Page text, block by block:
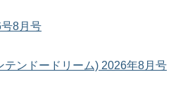
8月号
テンドードリーム) 2026年8月号